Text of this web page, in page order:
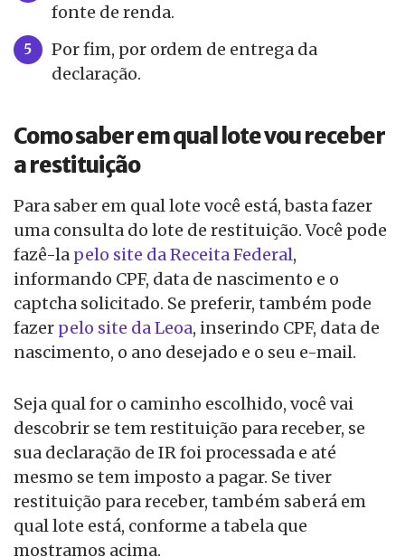
fonte de renda.
Por fim, por ordem de entrega da
declaração.
Como saber em qual lote vou receber
a restituição
Para saber em qual lote você está, basta fazer
uma consulta do lote de restituição. Você pode
fazê-la pelo site da Receita Federal,
informando CPF, data de nascimento e o
captcha solicitado. Se preferir, também pode
fazer pelo site da Leoa, inserindo CPF, data de
nascimento, o ano desejado e o seu e-mail.
Seja qual for o caminho escolhido, você vai
descobrir se tem restituição para receber, se
sua declaração de IR foi processada e até
mesmo se tem imposto a pagar. Se tiver
restituição para receber, também saberá em
qual lote está, conforme a tabela que
mostramos acima.